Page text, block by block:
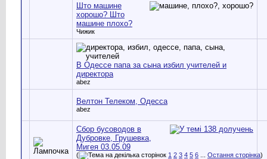
Што машине
хорошо? Што
машине плохо?
Чижик
В Одессе папа за сына избил учителей и
директора
abez
Велтон Телеком, Одесса
abez
Сбор бусоводов в
Дубровке, Грушевка,
Мигея 03.05.09
( 1 2 3 4 5 6 Остання сторінка)